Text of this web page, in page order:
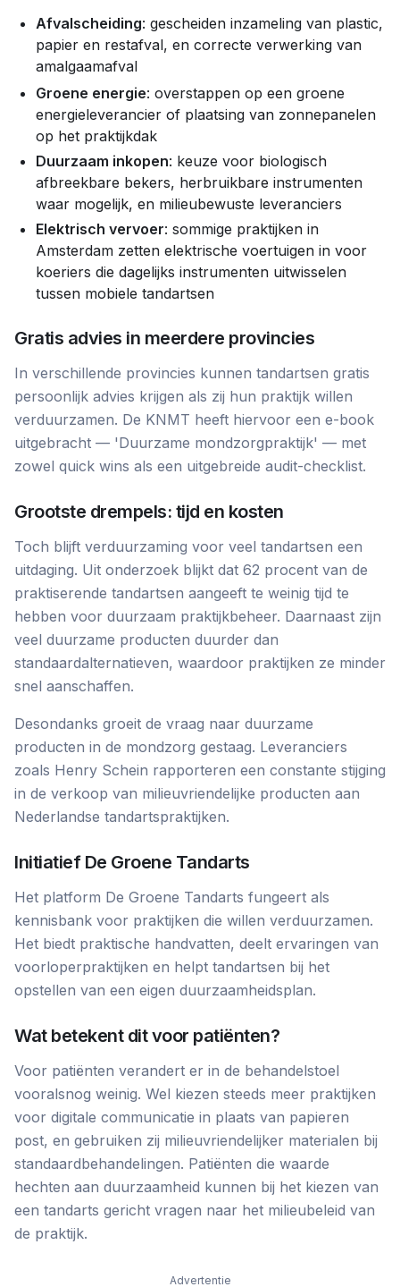
Afvalscheiding: gescheiden inzameling van plastic,
papier en restafval, en correcte verwerking van
amalgaamafval
Groene energie: overstappen op een groene
energieleverancier of plaatsing van zonnepanelen
op het praktijkdak
Duurzaam inkopen: keuze voor biologisch
afbreekbare bekers, herbruikbare instrumenten
waar mogelijk, en milieubewuste leveranciers
Elektrisch vervoer: sommige praktijken in
Amsterdam zetten elektrische voertuigen in voor
koeriers die dagelijks instrumenten uitwisselen
tussen mobiele tandartsen
Gratis advies in meerdere provincies
In verschillende provincies kunnen tandartsen gratis
persoonlijk advies krijgen als zij hun praktijk willen
verduurzamen. De KNMT heeft hiervoor een e-book
uitgebracht — 'Duurzame mondzorgpraktijk' — met
zowel quick wins als een uitgebreide audit-checklist.
Grootste drempels: tijd en kosten
Toch blijft verduurzaming voor veel tandartsen een
uitdaging. Uit onderzoek blijkt dat 62 procent van de
praktiserende tandartsen aangeeft te weinig tijd te
hebben voor duurzaam praktijkbeheer. Daarnaast zijn
veel duurzame producten duurder dan
standaardalternatieven, waardoor praktijken ze minder
snel aanschaffen.
Desondanks groeit de vraag naar duurzame
producten in de mondzorg gestaag. Leveranciers
zoals Henry Schein rapporteren een constante stijging
in de verkoop van milieuvriendelijke producten aan
Nederlandse tandartspraktijken.
Initiatief De Groene Tandarts
Het platform De Groene Tandarts fungeert als
kennisbank voor praktijken die willen verduurzamen.
Het biedt praktische handvatten, deelt ervaringen van
voorloperpraktijken en helpt tandartsen bij het
opstellen van een eigen duurzaamheidsplan.
Wat betekent dit voor patiënten?
Voor patiënten verandert er in de behandelstoel
vooralsnog weinig. Wel kiezen steeds meer praktijken
voor digitale communicatie in plaats van papieren
post, en gebruiken zij milieuvriendelijker materialen bij
standaardbehandelingen. Patiënten die waarde
hechten aan duurzaamheid kunnen bij het kiezen van
een tandarts gericht vragen naar het milieubeleid van
de praktijk.
Advertentie